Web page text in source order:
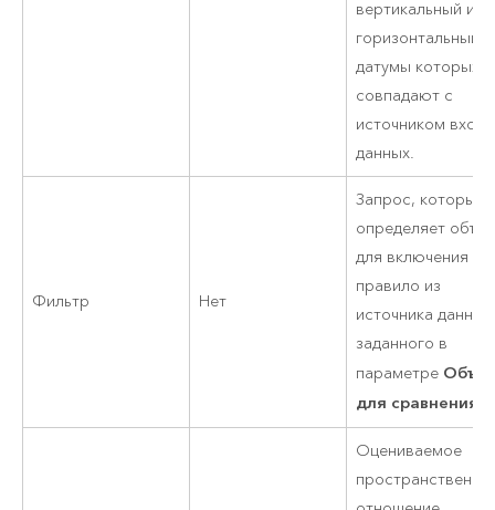
вертикальный и
горизонтальный
датумы которых
совпадают с
источником
данных.
Фильтр Нет
Запрос, который
определяет
для включения в
правило из
источника
заданного в
параметре
для сравнения
Оцениваемое